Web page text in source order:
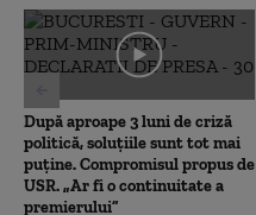
0
seconds
După aproape 3 luni de criză
politică, soluțiile sunt tot mai
puține. Compromisul propus de
USR. „Ar fi o continuitate a
premierului”